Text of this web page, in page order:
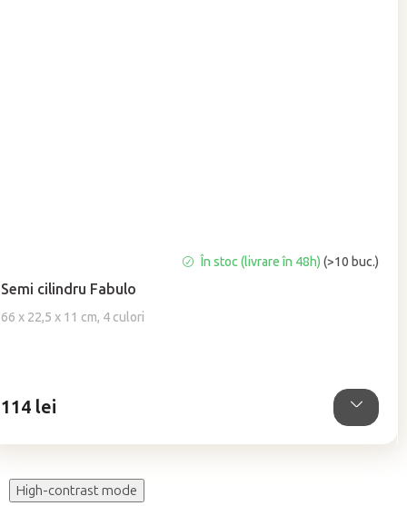
Semi cilindru Fabulo
66 x 22,5 x 11 cm, 4 culori
medie
a
produsului
stele.
În stoc (livrare în 48h)(>10 buc.)
114 lei
High-contrast mode